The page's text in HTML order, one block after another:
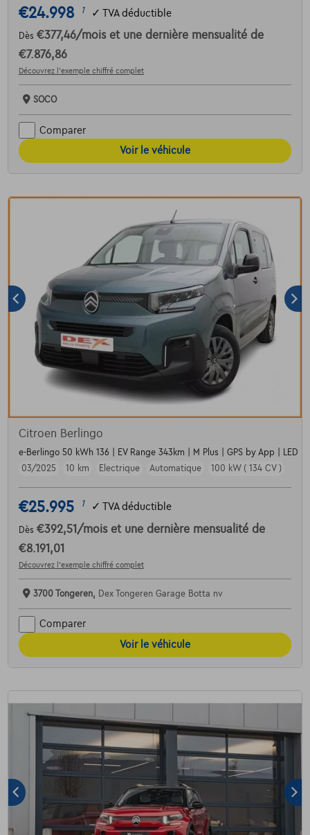
€24.998 1 ✓ TVA déductible
Dès €377,46/mois et une dernière mensualité de
€7.876,86
Découvrez l’exemple chiffré complet
SOCO
Comparer
Voir le véhicule
Citroen Berlingo
e-Berlingo 50 kWh 136 | EV Range 343km | M Plus | GPS by App | LED
03/2025
10 km Electrique Automatique 100 kW ( 134 CV )
€25.995 1 ✓ TVA déductible
Dès €392,51 /mois et une dernière mensualité de
€8.191,01
Découvrez l’exemple chiffré complet
3700 Tongeren, Dex Tongeren Garage Botta nv
Comparer
Voir le véhicule